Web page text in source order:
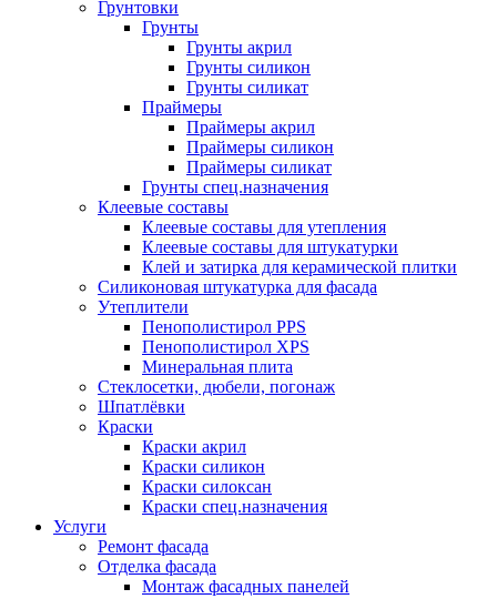
Грунтовки
Грунты
Грунты акрил
Грунты силикон
Грунты силикат
Праймеры
Праймеры акрил
Праймеры силикон
Праймеры силикат
Грунты спец.назначения
Клеевые составы
Клеевые составы для утепления
Клеевые составы для штукатурки
Клей и затирка для керамической плитки
Силиконовая штукатурка для фасада
Утеплители
Пенополистирол PPS
Пенополистирол XPS
Минеральная плита
Стеклосетки, дюбели, погонаж
Шпатлёвки
Краски
Краски акрил
Краски силикон
Краски силоксан
Краски спец.назначения
Услуги
Ремонт фасада
Отделка фасада
Монтаж фасадных панелей